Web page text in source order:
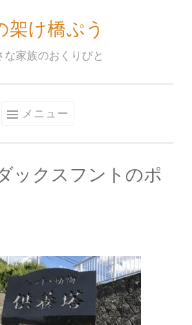
架け橋ぷう
な家族のおくりびと
メニュー
ックスフントのポ